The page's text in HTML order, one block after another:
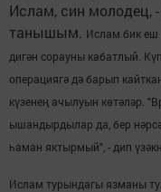
Ислам, син молодец, -
танышым. Ислам бик еш
дигән сорауны кабатлый.
операциягә дә барып
күзенең ачылуын көтәләр.
ышандырдылар да, бер
һаман яктырмый", - дип
Ислам турындагы язманы